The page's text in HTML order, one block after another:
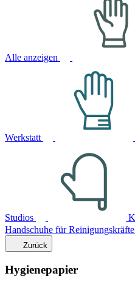
Alle anzeigen
Werkstatt
Studios
Handschuhe für Reinigungskräfte
Zurück
Hygienepapier